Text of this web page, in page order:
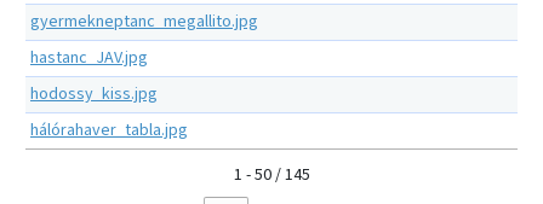
gyermekneptanc_megallito.jpg
hastanc_JAV.jpg
hodossy_kiss.jpg
hálórahaver_tabla.jpg
1 - 50 / 145